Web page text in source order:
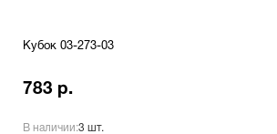
Кубок 03-273-03
783 р.
В наличии:3 шт.